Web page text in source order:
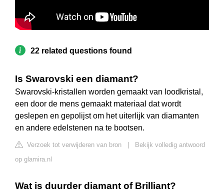
22 related questions found
Is Swarovski een diamant?
Swarovski-kristallen worden gemaakt van loodkristal,
een door de mens gemaakt materiaal dat wordt
geslepen en gepolijst om het uiterlijk van diamanten
en andere edelstenen na te bootsen.
Verzoek tot verwijderen van bron
Bekijk volledig antwoord
op glamira.nl
Wat is duurder diamant of Brilliant?